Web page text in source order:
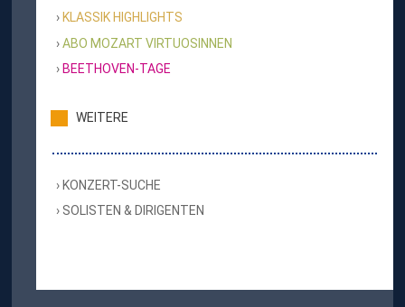
KLASSIK HIGHLIGHTS
ABO MOZART VIRTUOSINNEN
BEETHOVEN-TAGE
WEITERE
KONZERT-SUCHE
SOLISTEN & DIRIGENTEN